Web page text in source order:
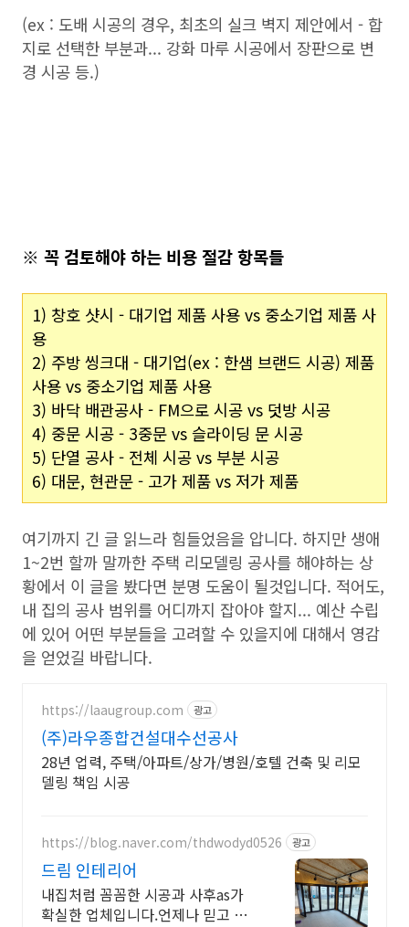
(ex : 도배 시공의 경우, 최초의 실크 벽지 제안에서 - 합
지로 선택한 부분과... 강화 마루 시공에서 장판으로 변
경 시공 등.)
※ 꼭 검토해야 하는 비용 절감 항목들
1) 창호 샷시 - 대기업 제품 사용 vs 중소기업 제품 사
용
2) 주방 씽크대 - 대기업(ex : 한샘 브랜드 시공) 제품
사용 vs 중소기업 제품 사용
3) 바닥 배관공사 - FM으로 시공 vs 덧방 시공
4) 중문 시공 - 3중문 vs 슬라이딩 문 시공
5) 단열 공사 - 전체 시공 vs 부분 시공
6) 대문, 현관문 - 고가 제품 vs 저가 제품
여기까지 긴 글 읽느라 힘들었음을 압니다. 하지만 생애
1~2번 할까 말까한 주택 리모델링 공사를 해야하는 상
황에서 이 글을 봤다면 분명 도움이 될것입니다. 적어도,
내 집의 공사 범위를 어디까지 잡아야 할지... 예산 수립
에 있어 어떤 부분들을 고려할 수 있을지에 대해서 영감
을 얻었길 바랍니다.
https://laaugroup.com 광고
(주)라우종합건설대수선공사
28년 업력, 주택/아파트/상가/병원/호텔 건축 및 리모
델링 책임 시공
https://blog.naver.com/thdwodyd0526 광고
드림 인테리어
내집처럼 꼼꼼한 시공과 사후as가
확실한 업체입니다.언제나 믿고 맞